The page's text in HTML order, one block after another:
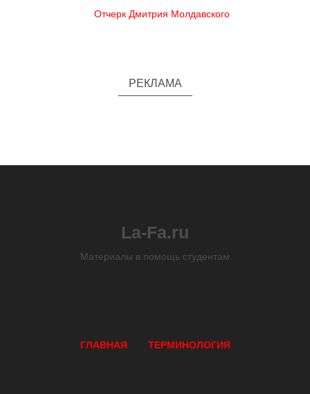
Отчерк Дмитрия Молдавского
РЕКЛАМА
La-Fa.ru
Материалы в помощь студентам
ГЛАВНАЯ ТЕРМИНОЛОГИЯ